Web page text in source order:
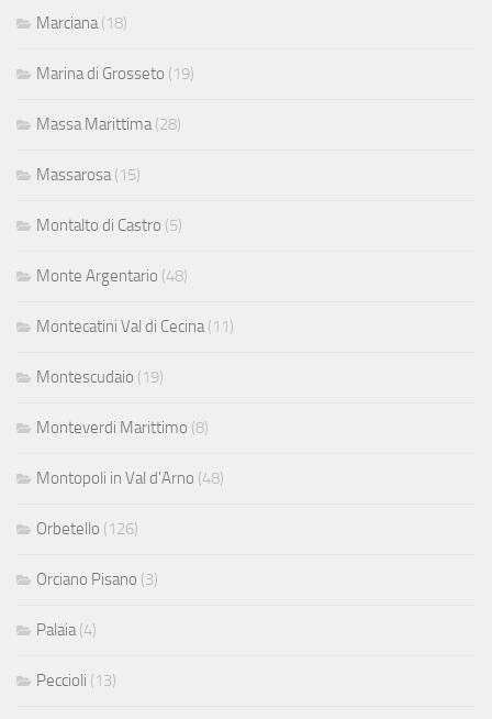
Marciana (18)
Marina di Grosseto (19)
Massa Marittima (28)
Massarosa (15)
Montalto di Castro (5)
Monte Argentario (48)
Montecatini Val di Cecina (11)
Montescudaio (19)
Monteverdi Marittimo (8)
Montopoli in Val d'Arno (48)
Orbetello (126)
Orciano Pisano (3)
Palaia (4)
Peccioli (13)